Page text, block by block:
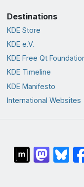
Destinations
KDE Store
KDE e.V.
KDE Free Qt
KDE Timeline
KDE Manifesto
International Websites